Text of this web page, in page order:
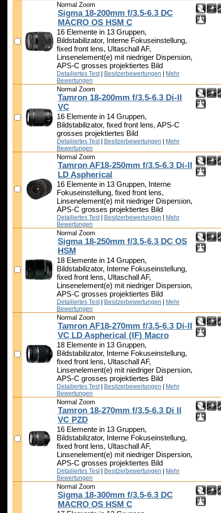
Normal Zoom
Sigma 18-200mm f/3.5-6.3 DC
MACRO OS HSM C
16 Elemente in 13 Gruppen,
Bildstabilizator, Interne Fokuseinstellung,
fixed front lens, Ultaschall AF,
Linsenelement(e) mit niedriger Dispersion,
APS-C grosses projektiertes Bild
Detailiertes Test Besitzerbewertungen
Mehr
Bewertungen
Normal Zoom
Tamron 18-200mm f/3.5-6.3 Di-II
VC
16 Elemente in 14 Gruppen,
Bildstabilizator, fixed front lens, APS-C
grosses projektiertes Bild
Detailiertes Test Besitzerbewertungen
Mehr
Bewertungen
Normal Zoom
Tamron AF18-250mm f/3.5-6.3 Di-II
LD Aspherical
16 Elemente in 13 Gruppen, Interne
Fokuseinstellung, fixed front lens,
Linsenelement(e) mit niedriger Dispersion,
APS-C grosses projektiertes Bild
Detailiertes Test Besitzerbewertungen
Mehr
Bewertungen
Normal Zoom
Sigma 18-250mm f/3.5-6.3 DC OS
HSM
18 Elemente in 14 Gruppen,
Bildstabilizator, Interne Fokuseinstellung,
fixed front lens, Ultaschall AF,
Linsenelement(e) mit niedriger Dispersion,
APS-C grosses projektiertes Bild
Detailiertes Test Besitzerbewertungen
Mehr
Bewertungen
Normal Zoom
Tamron AF18-270mm f/3.5-6.3 Di-II
VC LD Aspherical (IF) Macro
18 Elemente in 13 Gruppen,
Bildstabilizator, Interne Fokuseinstellung,
fixed front lens, Ultaschall AF,
Linsenelement(e) mit niedriger Dispersion,
APS-C grosses projektiertes Bild
Detailiertes Test Besitzerbewertungen
Mehr
Bewertungen
Normal Zoom
Tamron 18-270mm f/3.5-6.3 Di II
VC PZD
16 Elemente in 13 Gruppen,
Bildstabilizator, Interne Fokuseinstellung,
fixed front lens, Ultaschall AF,
Linsenelement(e) mit niedriger Dispersion,
APS-C grosses projektiertes Bild
Detailiertes Test Besitzerbewertungen
Mehr
Bewertungen
Normal Zoom
Sigma 18-300mm f/3.5-6.3 DC
MACRO OS HSM C